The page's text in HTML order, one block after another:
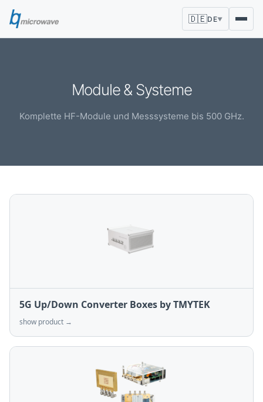
🇩🇪DE▼
Module & Systeme
Komplette HF-Module und Messsysteme bis 500 GHz.
5G Up/Down Converter Boxes by TMYTEK
show product →